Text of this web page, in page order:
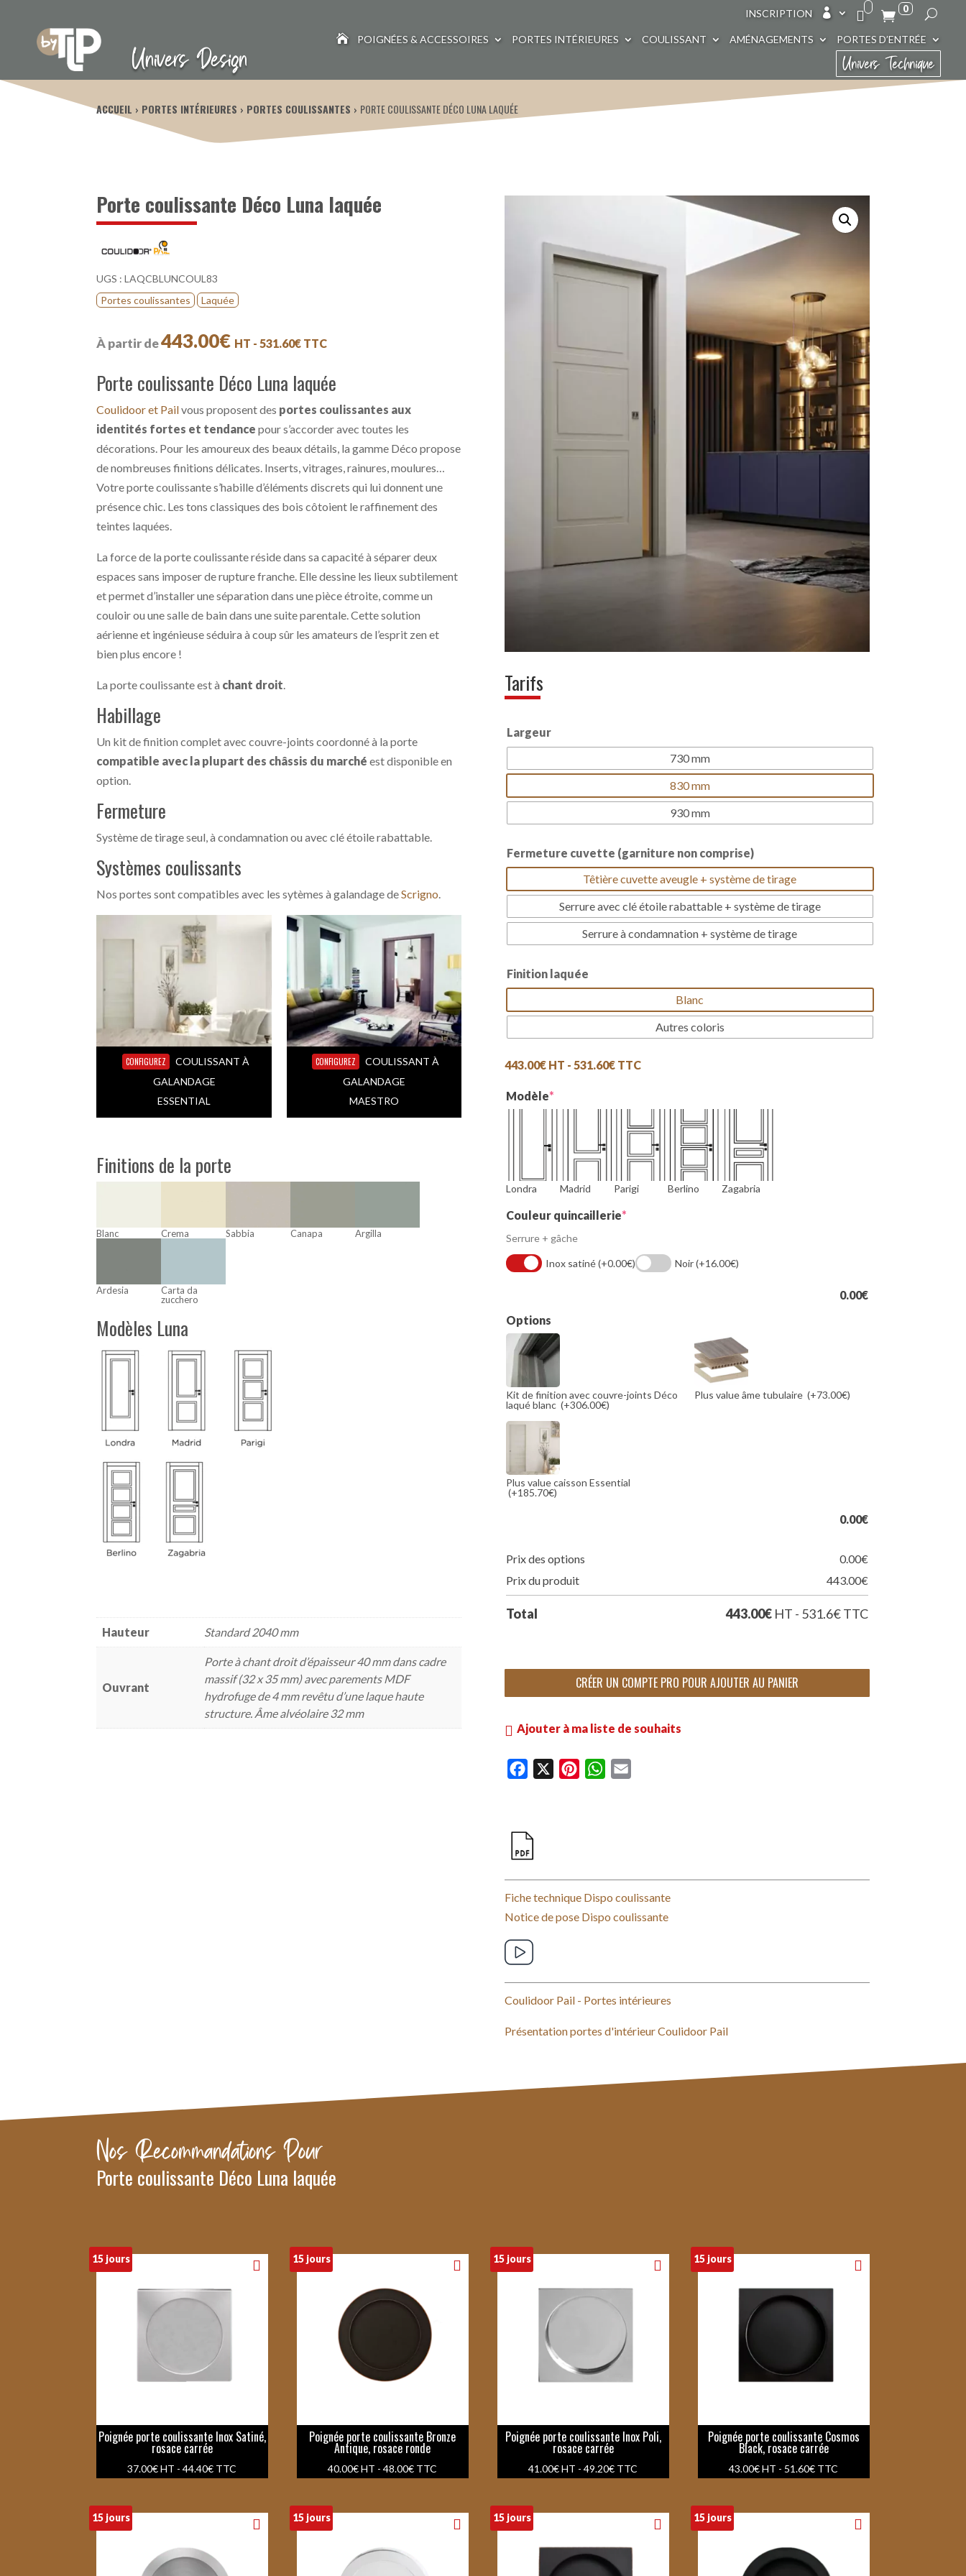
Univers Design
INSCRIPTION  0
 POIGNÉES & ACCESSOIRES PORTES INTÉRIEURES COULISSANT AMÉNAGEMENTS PORTES D’ENTRÉE
Univers Technique
ACCUEIL PORTES INTÉRIEURES PORTES COULISSANTES PORTE COULISSANTE DÉCO LUNA LAQUÉE
Porte coulissante Déco Luna laquée
UGS :LAQCBLUNCOUL83
Portes coulissantes
Laquée
À partir de443.00€ HT - 531.60€ TTC
Porte coulissante Déco Luna laquée
Coulidoor et Pailvous proposent des portes coulissantes aux
identités fortes et tendance pour s’accorder avec toutes les
décorations. Pour les amoureux des beaux détails, la gamme Déco propose
de nombreuses finitions délicates. Inserts, vitrages, rainures, moulures…
Votre porte coulissante s’habille d’éléments discrets qui lui donnent une
présence chic. Les tons classiques des bois côtoient le raffinement des
teintes laquées.
La force de la porte coulissante réside dans sa capacité à séparer deux
espaces sans imposer de rupture franche. Elle dessine les lieux subtilement
et permet d’installer une séparation dans une pièce étroite, comme un
couloir ou une salle de bain dans une suite parentale. Cette solution
aérienne et ingénieuse séduira à coup sûr les amateurs de l’esprit zen et
bien plus encore !
La porte coulissante est à chant droit.
Habillage
Un kit de finition complet avec couvre-joints coordonné à la porte
compatible avec la plupart des châssis du marché est disponible en
option.
Fermeture
Système de tirage seul, à condamnation ou avec clé étoile rabattable.
Systèmes coulissants
Nos portes sont compatibles avec les sytèmes à galandage deScrigno.
CONFIGUREZ
COULISSANT À
GALANDAGE
ESSENTIAL
CONFIGUREZ
COULISSANT À
GALANDAGE
MAESTRO
Finitions de la porte
Blanc Crema Sabbia Canapa Argilla
Ardesia
Carta da
zucchero
Modèles Luna
Hauteur Standard 2040 mm
Ouvrant
Porte à chant droit d’épaisseur 40 mm dans cadre
massif (32 x 35 mm) avec parements MDF
hydrofuge de 4 mm revêtu d’une laque haute
structure. Âme alvéolaire 32 mm
Tarifs
Largeur
730 mm
830 mm
930 mm
Fermeture cuvette (garniture non comprise)
Têtière cuvette aveugle + système de tirage
Serrure avec clé étoile rabattable + système de tirage
Serrure à condamnation + système de tirage
Finition laquée
Blanc
Autres coloris
443.00€ HT - 531.60€TTC
Modèle*(required)
Londra Madrid Parigi Berlino Zagabria
Couleur quincaillerie*(required)
Serrure + gâche
Inox satiné(+0.00€) Noir(+16.00€)
0.00€
Options
Kit de finition avec couvre-joints Déco
laqué blanc(+306.00€)
Plus value âme tubulaire(+73.00€)
Plus value caisson Essential
(+185.70€)
0.00€
Prix des options 0.00€
Prix du produit
443.00€
Total 443.00€ HT - 531.6€TTC
CRÉER UN COMPTE PRO POUR AJOUTER AU PANIER
Ajouter à ma liste de souhaits
e
b
W
Fiche technique Dispo coulissante
Notice de pose Dispo coulissante
Coulidoor Pail - Portes intérieures
Présentation portes d'intérieur Coulidoor Pail
Nos Recommandations Pour
Porte coulissante Déco Luna laquée
15 jours
Poignée porte coulissante Inox Satiné,
rosace carrée
37.00€ HT -44.40€ TTC
15 jours
Poignée porte coulissante Bronze
Antique, rosace ronde
40.00€ HT -48.00€ TTC
15 jours
Poignée porte coulissante Inox Poli,
rosace carrée
41.00€ HT -49.20€ TTC
15 jours
Poignée porte coulissante Cosmos
Black, rosace carrée
43.00€ HT - 51.60€ TTC
15 jours 15 jours 15 jours 15 jours